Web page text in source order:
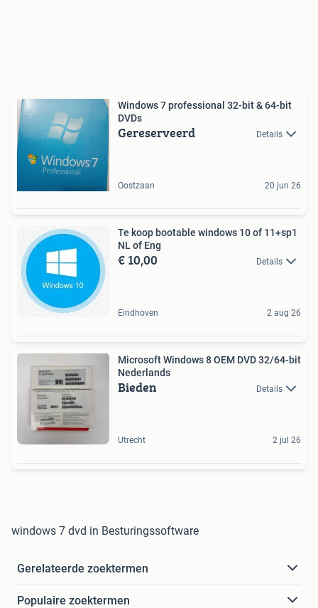
Windows 7 professional 32-bit & 64-bit
DVDs
Gereserveerd Details
Oostzaan 20 jun 26
Te koop bootable windows 10 of 11+sp1
NL of Eng
€ 10,00 Details
Eindhoven 2 aug 26
Microsoft Windows 8 OEM DVD 32/64-bit
Nederlands
Bieden Details
Utrecht 2 jul 26
windows 7 dvd in Besturingssoftware
Gerelateerde zoektermen
Populaire zoektermen